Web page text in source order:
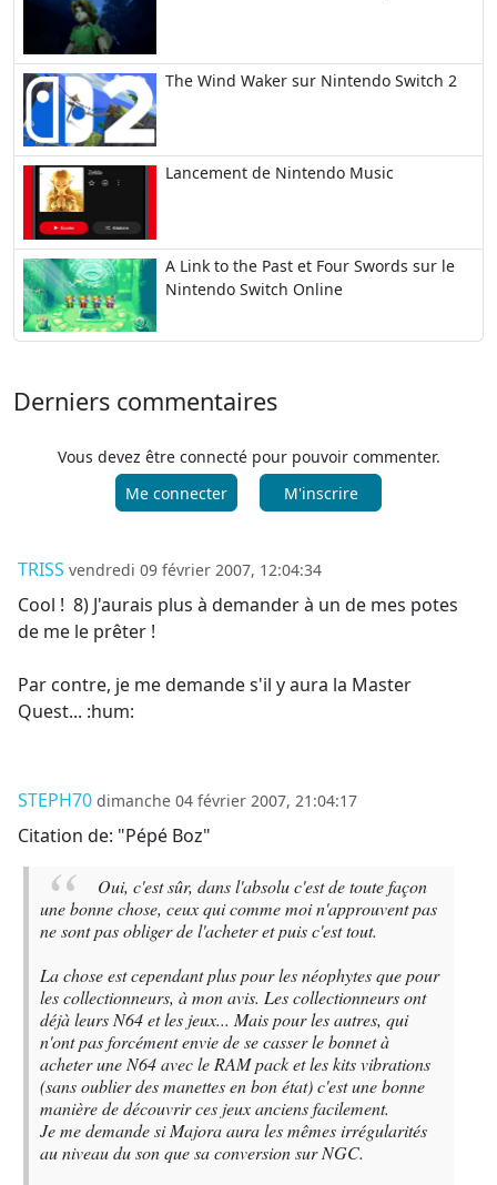
The Wind Waker sur Nintendo Switch 2
Lancement de Nintendo Music
A Link to the Past et Four Swords sur le
Nintendo Switch Online
Derniers commentaires
Vous devez être connecté pour pouvoir commenter.
Me connecter
M'inscrire
TRISS vendredi 09 février 2007, 12:04:34
Cool ! 8) J'aurais plus à demander à un de mes potes
de me le prêter !
Par contre, je me demande s'il y aura la Master
Quest... :hum:
STEPH70 dimanche 04 février 2007, 21:04:17
Citation de: "Pépé Boz"
Oui, c'est sûr, dans l'absolu c'est de toute façon
une bonne chose, ceux qui comme moi n'approuvent pas
ne sont pas obliger de l'acheter et puis c'est tout.
La chose est cependant plus pour les néophytes que pour
les collectionneurs, à mon avis. Les collectionneurs ont
déjà leurs N64 et les jeux... Mais pour les autres, qui
n'ont pas forcément envie de se casser le bonnet à
acheter une N64 avec le RAM pack et les kits vibrations
(sans oublier des manettes en bon état) c'est une bonne
manière de découvrir ces jeux anciens facilement.
Je me demande si Majora aura les mêmes irrégularités
au niveau du son que sa conversion sur NGC.